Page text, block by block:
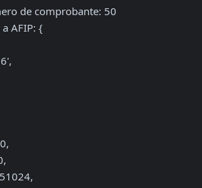
de comprobante: 50
AFIP: {